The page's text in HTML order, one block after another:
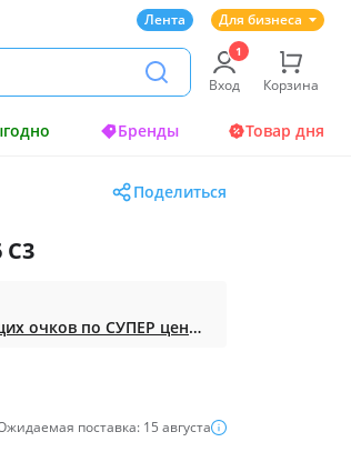
Лента Для бизнеса
Вход Корзина
Бренды Товар дня
Поделиться
Доступная ОПТИКА. НОВИНКИ корригирующих очков по СУПЕР ценам. Таких нет на МП.
поставка: 15 августа